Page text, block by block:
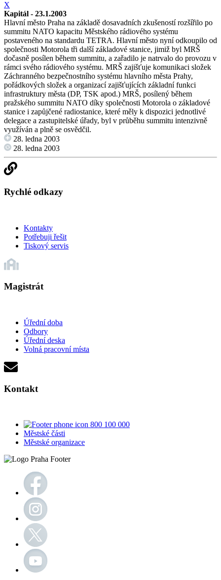
X
Kapitál - 23.1.2003
Hlavní město Praha na základě dosavadních zkušeností rozšířilo po
summitu NATO kapacitu Městského rádiového systému
postaveného na standardu TETRA. Hlavní město nyní odkoupilo od
společnosti Motorola tři další základové stanice, jimiž byl MRŠ
dočasně posílen během summitu, a zařadilo je natrvalo do provozu v
rámci svého rádiového systému. MRŠ zajišťuje komunikaci složek
Záchranného bezpečnostního systému hlavního města Prahy,
pořádkových složek a organizací zajišťujících základní funkci
infrastruktury města (DP, TSK apod.) MRŠ, posílený během
pražského summitu NATO díky společnosti Motorola o základové
stanice i zapůjčené radiostanice, které měly k dispozici jednotlivé
delegace a zastupitelské úřady, byl v průběhu summitu intenzivně
využíván a plně se osvědčil.
28. ledna 2003
28. ledna 2003
Rychlé odkazy
Kontakty
Potřebuji řešit
Tiskový servis
Magistrát
Úřední doba
Odbory
Úřední deska
Volná pracovní místa
Kontakt
800 100 000
Městské části
Městské organizace